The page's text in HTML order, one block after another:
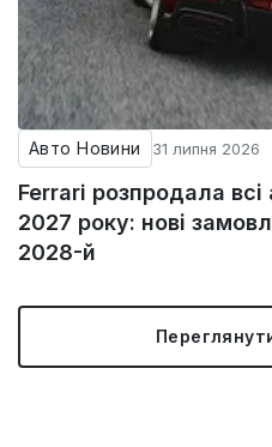
Авто Новини 31 липня 2026
Ferrari розпродала всі
2027 року: нові
2028-й